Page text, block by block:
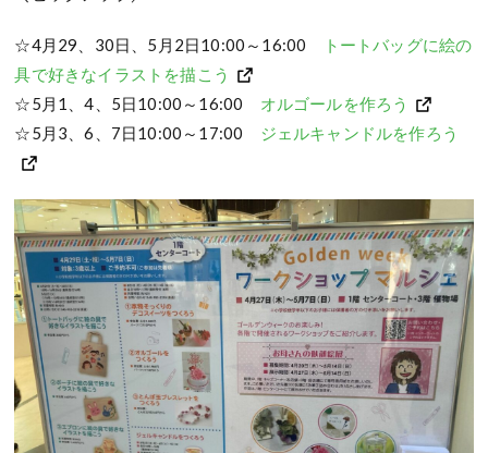
☆4月29、30日、5月2日10:00～16:00
トートバッグに絵の
具で好きなイラストを描こう
☆5月1、4、5日10:00～16:00 オルゴールを作ろう
☆5月3、6、7日10:00～17:00 ジェルキャンドルを作ろう